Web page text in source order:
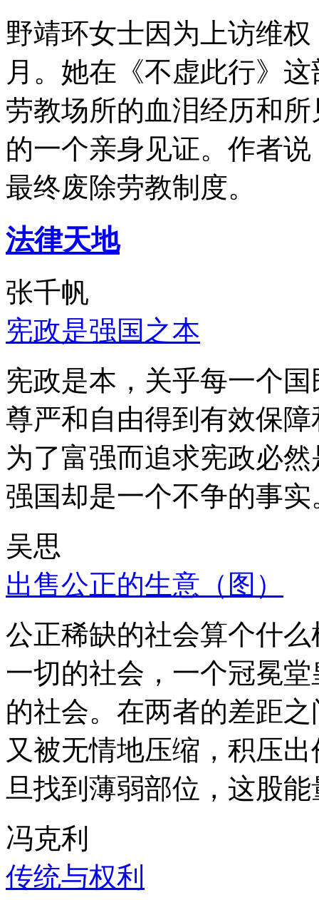
野靖环女士因为上访维
月。她在《不虚此行》
劳教场所的血泪经历和
的一个亲身见证。作者
最终废除劳教制度。
法律天地
张千帆
宪政是强国之本
宪政是本，关乎每一个
尊严和自由得到有效保
为了富强而追求宪政必
强国却是一个不争的事实
吴思
出售公正的生意（图）
公正稀缺的社会算个什
一切的社会，一个冠冕
的社会。在两者的差距
又被无情地压缩，积压
旦找到薄弱部位，这股
冯克利
传统与权利